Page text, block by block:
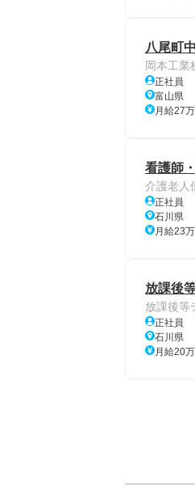
八尾町
岡本工業
正社員
富山県
月給27
看護師
介護老人
正社員
石川県
月給23
放課後
放課後等
正社員
石川県
月給20